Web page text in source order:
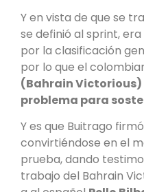
Y en vista de que se
se definió al sprint,
por la clasificación
por lo que el
(Bahrain
problema para
Y es que Buitrago
convirtiéndose en el
prueba, dando
trabajo del Bahrain